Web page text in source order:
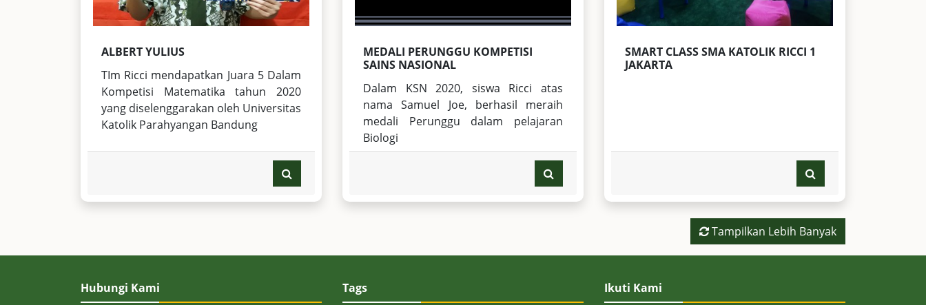
ALBERT YULIUS
TIm Ricci mendapatkan Juara 5 Dalam
Kompetisi Matematika tahun 2020
yang diselenggarakan oleh Universitas
Katolik Parahyangan Bandung
MEDALI PERUNGGU KOMPETISI
SAINS NASIONAL
Dalam KSN 2020, siswa Ricci atas
nama Samuel Joe, berhasil meraih
medali Perunggu dalam pelajaran
Biologi
SMART CLASS SMA KATOLIK RICCI 1
JAKARTA
Tampilkan Lebih Banyak
Hubungi Kami Tags Ikuti Kami